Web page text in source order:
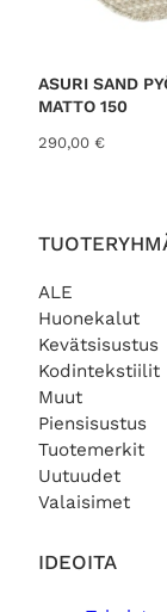
ALE
Huonekalut
Kevätsisustus
Kodintekstiilit
Muut
Piensisustus
Tuotemerkit
Uutuudet
Valaisimet
IDEOITA
ASURI SAND
MATTO 150
290,00 €